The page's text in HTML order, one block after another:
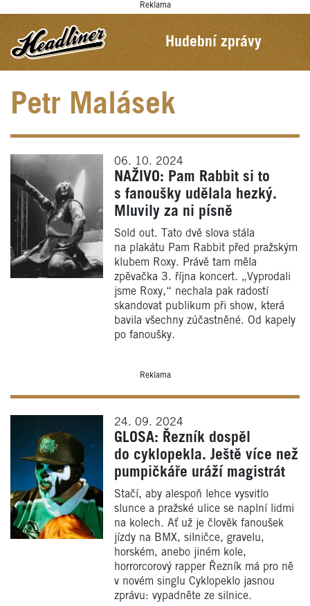
Reklama
Hudební zprávy
Petr Malásek
06. 10. 2024
NAŽIVO: Pam Rabbit si to
s fanoušky udělala hezký.
Mluvily za ni písně
Sold out. Tato dvě slova stála
na plakátu Pam Rabbit před pražským
klubem Roxy. Právě tam měla
zpěvačka 3. října koncert. „Vyprodali
jsme Roxy,“ nechala pak radostí
skandovat publikum při show, která
bavila všechny zúčastněné. Od kapely
po fanoušky.
Reklama
24. 09. 2024
GLOSA: Řezník dospěl
do cyklopekla. Ještě více než
pumpičkáře uráží magistrát
Stačí, aby alespoň lehce vysvitlo
slunce a pražské ulice se naplní lidmi
na kolech. Ať už je člověk fanoušek
jízdy na BMX, silničce, gravelu,
horském, anebo jiném kole,
horrorcorový rapper Řezník má pro ně
v novém singlu Cyklopeklo jasnou
zprávu: vypadněte ze silnice.